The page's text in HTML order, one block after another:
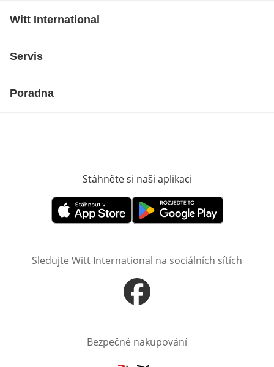
Witt International
Servis
Poradna
Stáhněte si naši aplikaci
Otevře v novém okněOtevře v novém okně
Sledujte Witt International na sociálních sítích
Otevře v novém okně
Bezpečné nakupování